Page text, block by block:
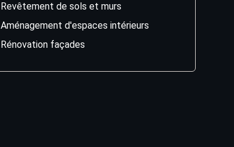
Revêtement de sols et murs
Aménagement d'espaces intérieurs
Rénovation façades